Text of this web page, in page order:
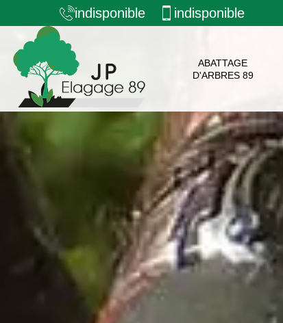
indisponible indisponible
ABATTAGE
D'ARBRES 89